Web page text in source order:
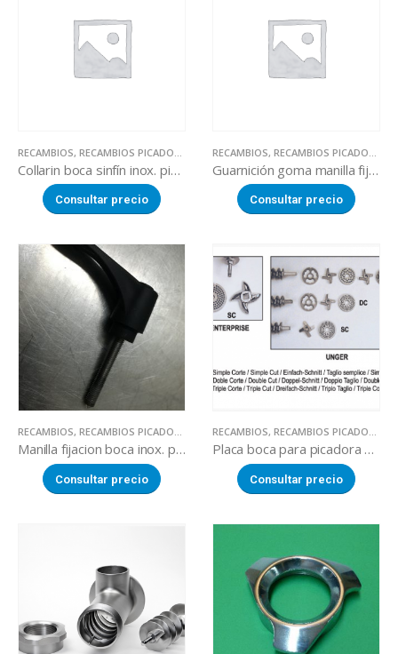
RECAMBIOS, RECAMBIOS PICADORAS DE CARNE
Collarin boca sinfín inox. picadora
Consultar precio
RECAMBIOS, RECAMBIOS PICADORAS DE CARNE
Guarnición goma manilla fijación picadora
Consultar precio
RECAMBIOS, RECAMBIOS PICADORAS DE CARNE
Manilla fijacion boca inox. picadoras
Consultar precio
RECAMBIOS, RECAMBIOS PICADORAS DE CARNE
Placa boca para picadora Mainca
Consultar precio